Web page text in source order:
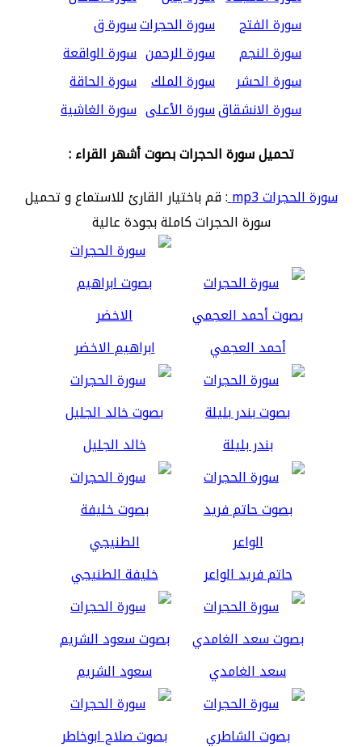
سورة الفتح
سورة الحجراتسورة ق
سورة النجم
سورة الرحمن سورة الواقعة
سورة الحشر
سورة الملك سورة الحاقة
سورة الانشقاقسورة الأعلى سورة الغاشية
تحميل سورة الحجرات بصوت أشهر القراء :
سورة الحجرات mp3
: قم باختيار القارئ للاستماع و تحميل
سورة الحجرات كاملة بجودة عالية
أحمد العجمي ابراهيم الاخضر
بندر بليلة خالد الجليل
حاتم فريد الواعر خليفة الطنيجي
سعد الغامدي سعود الشريم